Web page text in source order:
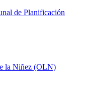
de Planificación
la Niñez (OLN)